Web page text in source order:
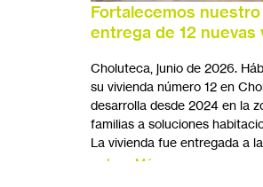
Fortalecemos
entrega de 12 nuevas
Choluteca, junio de 2026.
su vivienda número 12 en
desarrolla desde 2024 en la
familias a soluciones
La vivienda fue entregada a
Leer Más